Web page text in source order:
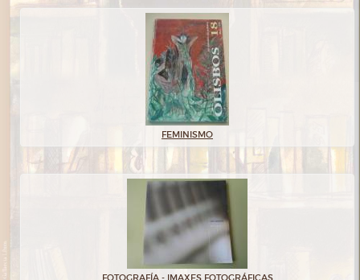
FEMINISMO
FOTOGRAFÍA - IMAXES FOTOGRÁFICAS